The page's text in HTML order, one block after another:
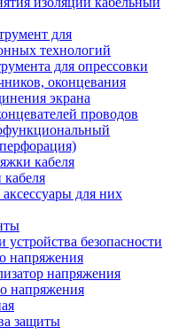
для
технологий
для опрессовки
оконцевания
экрана
проводов
кабеля
для них
безопасности
напряжения
напряжения
напряжения
защиты